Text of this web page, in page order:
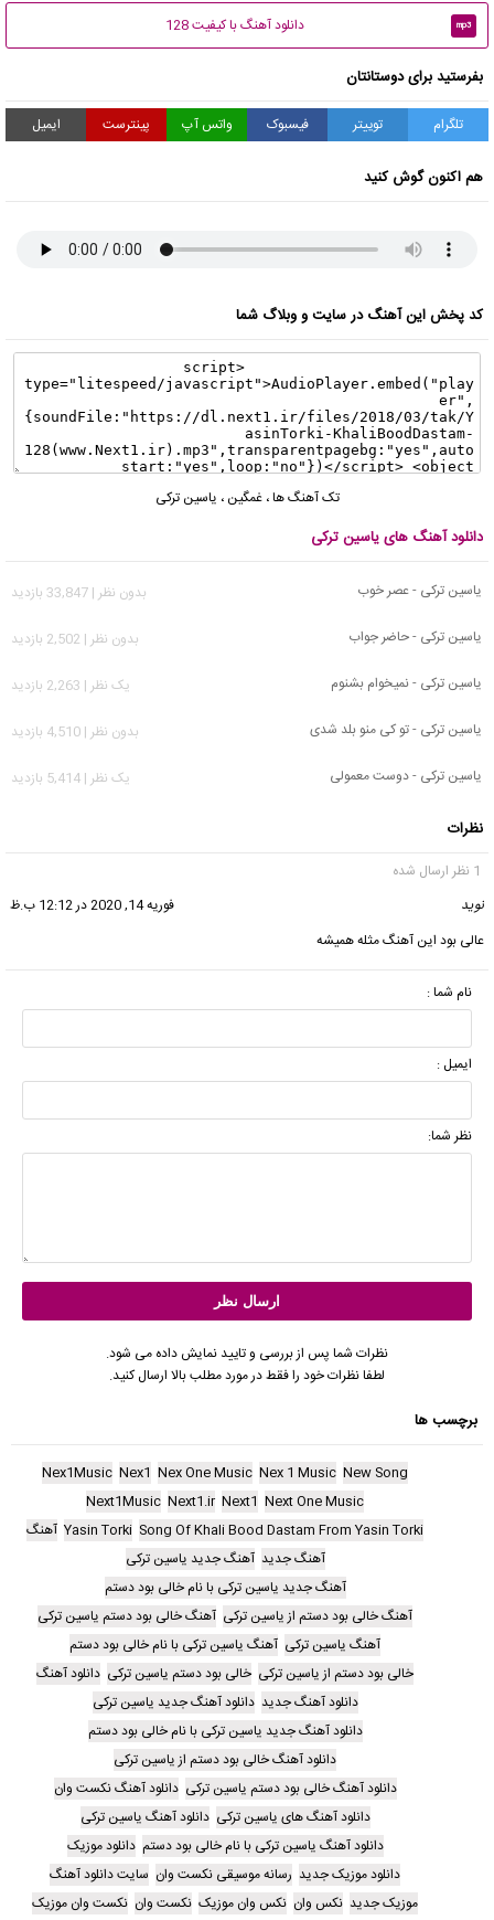
mp3 دانلود آهنگ با کیفیت 128
بفرستید برای دوستانتان
تلگرام توییتر فیسبوک واتس آپ پینترست ایمیل
هم اکنون گوش کنید
کد پخش این آهنگ در سایت و وبلاگ شما
تک آهنگ ها،غمگین ، یاسین ترکی
دانلود آهنگ های یاسین ترکی
یاسین ترکی - عصر خوب
بدون نظر | 33,847 بازدید
یاسین ترکی - حاضر جواب
بدون نظر | 2,502 بازدید
یاسین ترکی - نمیخوام بشنوم
يک نظر | 2,263 بازدید
یاسین ترکی - تو کی منو بلد شدی
بدون نظر | 4,510 بازدید
یاسین ترکی - دوست معمولی
يک نظر | 5,414 بازدید
نظرات
1 نظر ارسال شده
نوید
فوریه 14, 2020 در 12:12 ب.ظ
عالی بود این آهنگ مثله همیشه
نام شما :
ایمیل :
نظر شما:
نظرات شما پس از بررسی و تایید نمایش داده می شود.
لطفا نظرات خود را فقط در مورد مطلب بالا ارسال کنید.
برچسب ها
New Song
Nex 1 Music
Nex One Music
Nex1
Nex1Music
Next One Music
Next1
Next1.ir
Next1Music
Song Of Khali Bood Dastam From Yasin Torki
Yasin Torki آهنگ
آهنگ جدید آهنگ جدید یاسین ترکی
آهنگ جدید یاسین ترکی با نام خالی بود دستم
آهنگ خالی بود دستم از یاسین ترکی آهنگ خالی بود دستم یاسین ترکی
آهنگ یاسین ترکی آهنگ یاسین ترکی با نام خالی بود دستم
خالی بود دستم از یاسین ترکی خالی بود دستم یاسین ترکی دانلود آهنگ
دانلود آهنگ جدید دانلود آهنگ جدید یاسین ترکی
دانلود آهنگ جدید یاسین ترکی با نام خالی بود دستم
دانلود آهنگ خالی بود دستم از یاسین ترکی
دانلود آهنگ خالی بود دستم یاسین ترکی دانلود آهنگ نکست وان
دانلود آهنگ های یاسین ترکی دانلود آهنگ یاسین ترکی
دانلود آهنگ یاسین ترکی با نام خالی بود دستم دانلود موزیک
دانلود موزیک جدید رسانه موسیقی نکست وان سایت دانلود آهنگ
موزیک جدید نکس وان نکس وان موزیک نکست وان نکست وان موزیک